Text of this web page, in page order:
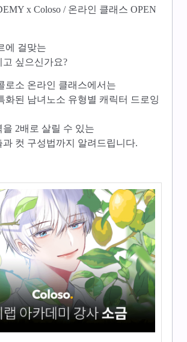
x Coloso / 온라인 클래스 OPEN
에 걸맞는
싶으신가요?
로소 온라인 클래스에서는
화된 남녀노소 유형별 캐릭터 드로잉
2배로 살릴 수 있는
과 컷 구성법까지 알려드립니다.